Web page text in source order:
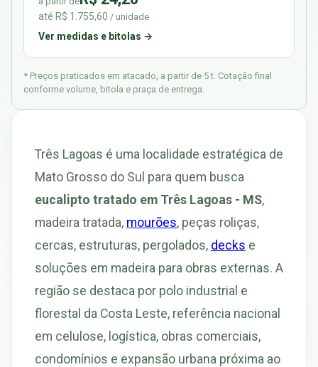
até R$ 1.755,60 / unidade
Ver medidas e bitolas →
* Preços praticados em atacado, a partir de 5 t. Cotação final
conforme volume, bitola e praça de entrega.
Três Lagoas é uma localidade estratégica de
Mato Grosso do Sul para quem busca
eucalipto tratado em Três Lagoas - MS,
madeira tratada, mourões, peças roliças,
cercas, estruturas, pergolados, decks e
soluções em madeira para obras externas. A
região se destaca por polo industrial e
florestal da Costa Leste, referência nacional
em celulose, logística, obras comerciais,
condomínios e expansão urbana próxima ao